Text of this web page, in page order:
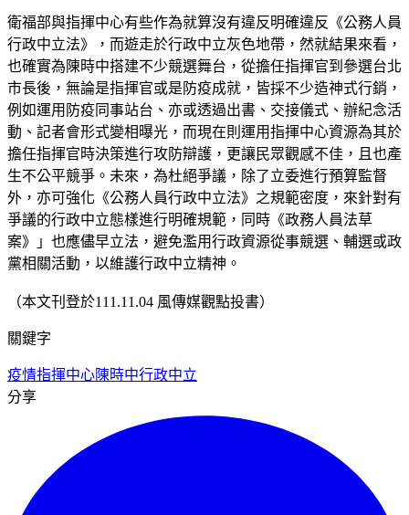
衛福部與指揮中心有些作為就算沒有違反明確違反《公務人員
行政中立法》，而遊走於行政中立灰色地帶，然就結果來看，
也確實為陳時中搭建不少競選舞台，從擔任指揮官到參選台北
市長後，無論是指揮官或是防疫成就，皆採不少造神式行銷，
例如運用防疫同事站台、亦或透過出書、交接儀式、辦紀念活
動、記者會形式變相曝光，而現在則運用指揮中心資源為其於
擔任指揮官時決策進行攻防辯護，更讓民眾觀感不佳，且也產
生不公平競爭。未來，為杜絕爭議，除了立委進行預算監督
外，亦可強化《公務人員行政中立法》之規範密度，來針對有
爭議的行政中立態樣進行明確規範，同時《政務人員法草
案》」也應儘早立法，避免濫用行政資源從事競選、輔選或政
黨相關活動，以維護行政中立精神。
（本文刊登於111.11.04 風傳媒觀點投書）
關鍵字
疫情指揮中心陳時中行政中立
分享